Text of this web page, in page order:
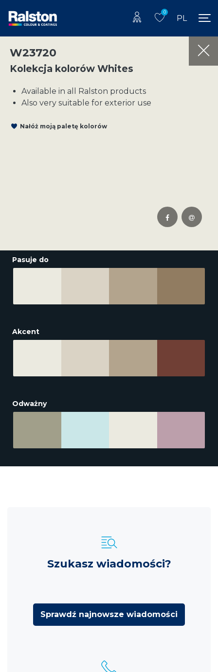
0
PL
W23720
Kolekcja kolorów Whites
Available in all Ralston products
Also very suitable for exterior use
Nałóż moją paletę kolorów
Pasuje do
Akcent
Odważny
Szukasz wiadomości?
Sprawdź najnowsze wiadomości